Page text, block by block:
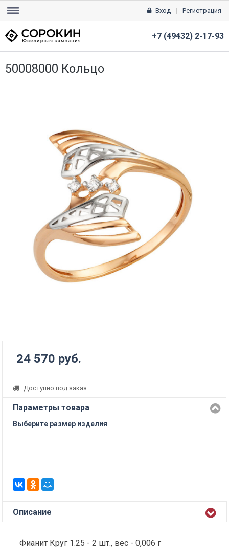
Вход Регистрация
+7 (49432) 2-17-93
50008000 Кольцо
24 570 руб.
Доступно под заказ
Параметры товара
Выберите размер изделия
Описание
Фианит Круг 1.25 - 2 шт., вес - 0,006 г